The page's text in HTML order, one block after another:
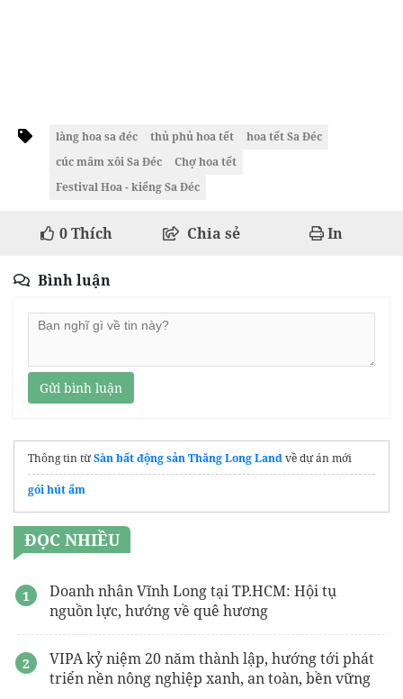
làng hoa sa đéc thủ phủ hoa tết
hoa tết Sa Đéc
cúc mâm xôi Sa Đéc
Chợ hoa tết
Festival Hoa - kiểng Sa Đéc
0Thích Chia sẻ In
Bình luận
Gửi bình luận
Thông tin từSàn bất động sản Thăng Long Landvề dự án mới
gói hút ẩm
ĐỌC NHIỀU
Doanh nhân Vĩnh Long tại TP.HCM: Hội tụ
nguồn lực, hướng về quê hương
VIPA kỷ niệm 20 năm thành lập, hướng tới phát
triển nền nông nghiệp xanh, an toàn, bền vững